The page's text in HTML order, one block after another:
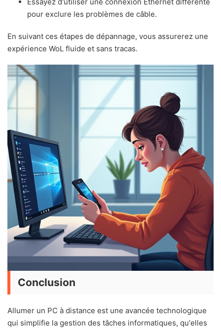
pour exclure les problèmes de câble.
En suivant ces étapes de dépannage, vous assurerez une
expérience WoL fluide et sans tracas.
Conclusion
Allumer un PC à distance est une avancée technologique
qui simplifie la gestion des tâches informatiques, qu'elles